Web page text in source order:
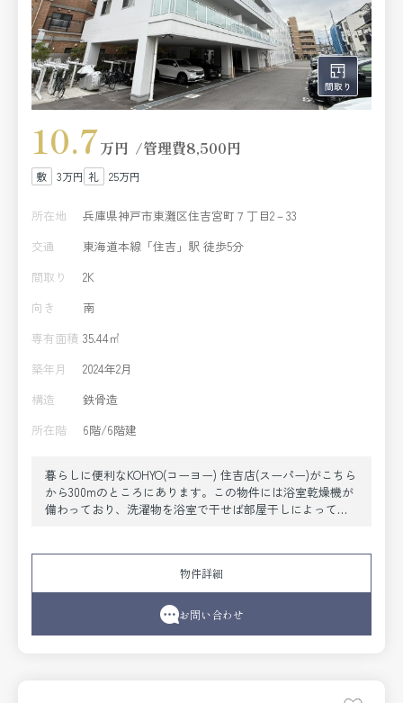
10.7万円 管理費8,500円
3万円 25万円
所在地
兵庫県神戸市東灘区住吉宮町７丁目2－33
交通
東海道本線「住吉」駅 徒歩5分
間取り
2K
向き
南
専有面積 35.44㎡
築年月
2024年2月
構造
鉄骨造
所在階
6階/6階建
暮らしに便利なKOHYO(コーヨー) 住吉店(スーパー)がこちら
から300mのところにあります。この物件には浴室乾燥機が
備わっており、洗濯物を浴室で干せば部屋干しによってお
けているので安心して暮らせます。収納はシューズボック
ス・クロゼットなどが備え付けられているので、衣類や日
用品の収納に重宝します。新しい土地で新しい生活を。魅
力的なお部屋を神戸市東灘区エリアの東海道本線住吉近で
探しましょう。きっと素敵なお部屋が見つかります。
物件詳細
お問い合わせ